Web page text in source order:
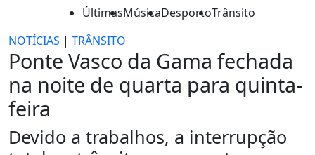
ÚltimasMúsicaDesportoTrânsito
NOTÍCIAS | TRÂNSITO
Ponte Vasco da Gama fechada
na noite de quarta para quinta-
feira
Devido a trabalhos, a interrupção